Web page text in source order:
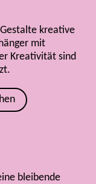
kreative
mit
Kreativität sind
bleibende